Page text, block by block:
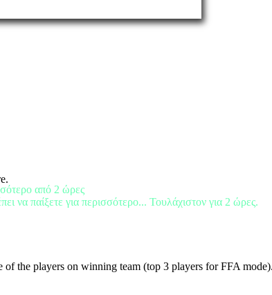
the players on winning team (top 3 players for FFA
από 2 ώρες
να παίξετε για περισσότερο... Τουλάχιστον για 2 ώρες.